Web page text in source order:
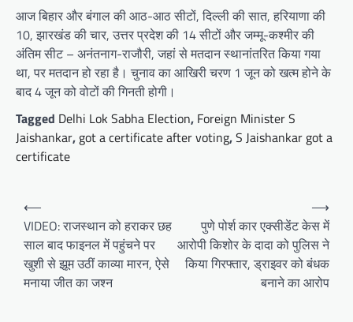
आज बिहार और बंगाल की आठ-आठ सीटों, दिल्ली की सात, हरियाणा की
10, झारखंड की चार, उत्तर प्रदेश की 14 सीटों और जम्मू-कश्मीर की
अंतिम सीट – अनंतनाग-राजौरी, जहां से मतदान स्थानांतरित किया गया
था, पर मतदान हो रहा है। चुनाव का आखिरी चरण 1 जून को खत्म होने के
बाद 4 जून को वोटों की गिनती होगी।
Tagged Delhi Lok Sabha Election, Foreign Minister S
Jaishankar, got a certificate after voting,S Jaishankar got a
certificate
Post
navigation
⟵
VIDEO: राजस्थान को हराकर छह
साल बाद फाइनल में पहुंचने पर
खुशी से झूम उठीं काव्या मारन, ऐसे
मनाया जीत का जश्न
पुणे पोर्श कार एक्सीडेंट केस में
आरोपी किशोर के दादा को पुलिस ने
किया गिरफ्तार, ड्राइवर को बंधक
बनाने का आरोप
⟶